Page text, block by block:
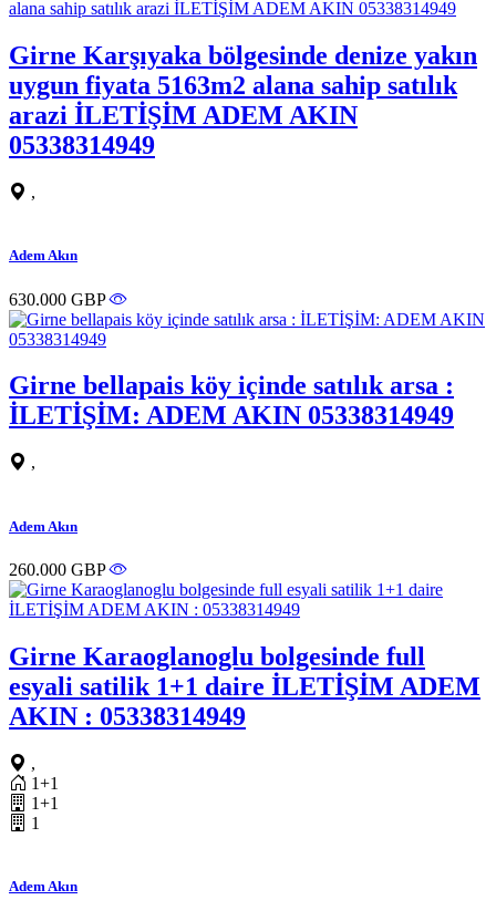
Girne Karşıyaka bölgesinde denize yakın
uygun fiyata 5163m2 alana sahip satılık
arazi İLETİŞİM ADEM AKIN
05338314949
,
Adem Akın
630.000 GBP
Girne bellapais köy içinde satılık arsa :
İLETİŞİM: ADEM AKIN 05338314949
,
Adem Akın
260.000 GBP
Girne Karaoglanoglu bolgesinde full
esyali satilik 1+1 daire İLETİŞİM ADEM
AKIN : 05338314949
,
1+1
1+1
1
Adem Akın